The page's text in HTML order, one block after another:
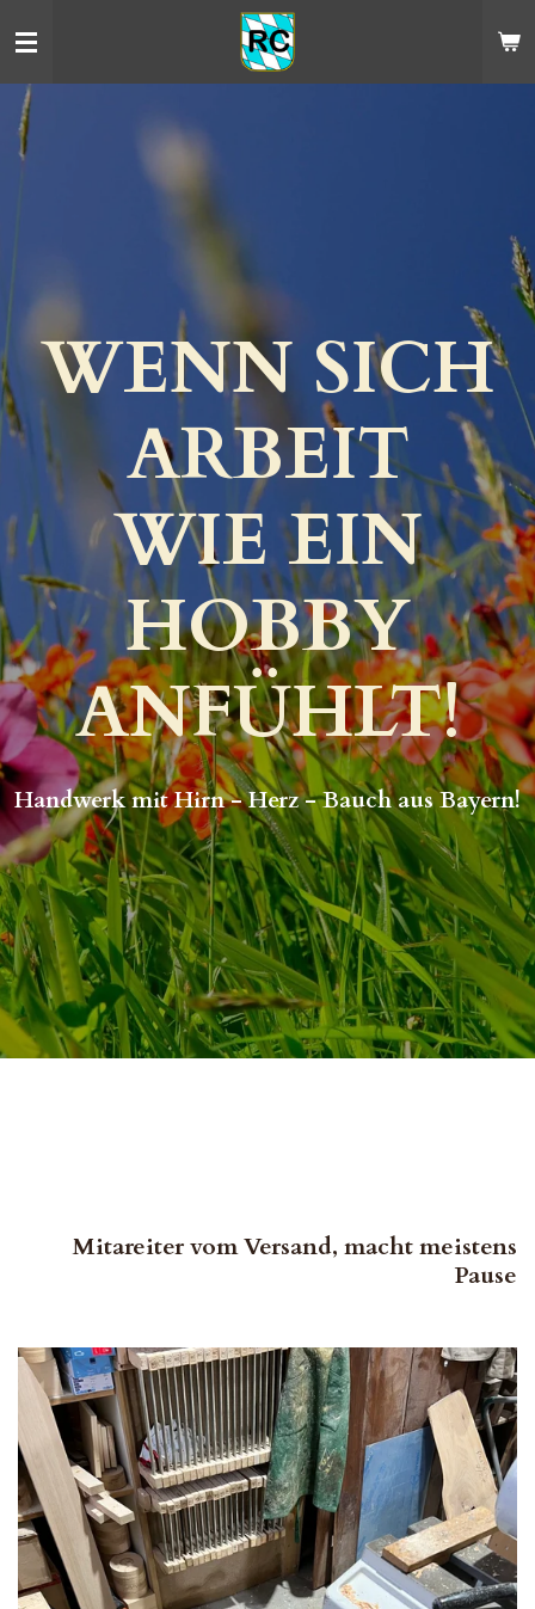
Hauptinhalt
springen
WENN SICH
ARBEIT
WIE EIN
HOBBY
ANFÜHLT!
Handwerk mit Hirn - Herz - Bauch aus Bayern!
Mitareiter vom Versand, macht meistens
Pause